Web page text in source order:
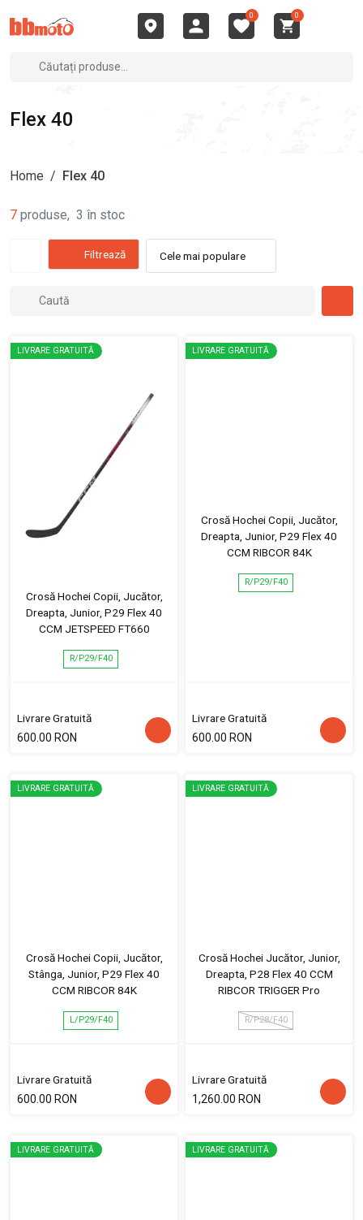
0 0
Flex 40
Home / Flex 40
7 produse, 3 în stoc
Filtrează Cele mai populare
LIVRARE GRATUITĂ
Crosă Hochei Copii, Jucător,
Dreapta, Junior, P29 Flex 40
CCM JETSPEED FT660
R/P29/F40
Livrare Gratuită
600.00 RON
LIVRARE GRATUITĂ
Crosă Hochei Copii, Jucător,
Dreapta, Junior, P29 Flex 40
CCM RIBCOR 84K
R/P29/F40
Livrare Gratuită
600.00 RON
LIVRARE GRATUITĂ
Crosă Hochei Copii, Jucător,
Stânga, Junior, P29 Flex 40
CCM RIBCOR 84K
L/P29/F40
Livrare Gratuită
600.00 RON
LIVRARE GRATUITĂ
Crosă Hochei Jucător, Junior,
Dreapta, P28 Flex 40 CCM
RIBCOR TRIGGER Pro
R/P28/F40
Livrare Gratuită
1,260.00 RON
LIVRARE GRATUITĂ LIVRARE GRATUITĂ